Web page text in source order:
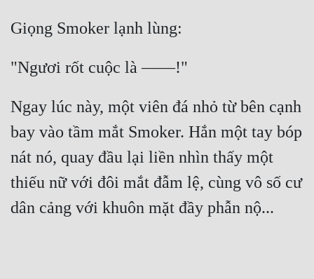
Ngay lúc này, một viên đá nhỏ từ bên cạnh
bay vào tầm mắt Smoker. Hắn một tay bóp
nát nó, quay đầu lại liền nhìn thấy một
thiếu nữ với đôi mắt đẫm lệ, cùng vô số cư